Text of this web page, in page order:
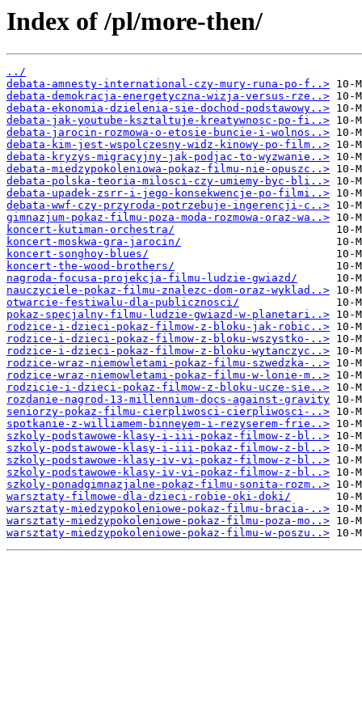
Index of /pl/more-then/
../
debata-amnesty-international-czy-mury-runa-po-f..>
debata-demokracja-energetyczna-wizja-versus-rze..>
debata-ekonomia-dzielenia-sie-dochod-podstawowy..>
debata-jak-youtube-ksztaltuje-kreatywnosc-po-fi..>
debata-jarocin-rozmowa-o-etosie-buncie-i-wolnos..>
debata-kim-jest-wspolczesny-widz-kinowy-po-film..>
debata-kryzys-migracyjny-jak-podjac-to-wyzwanie..>
debata-miedzypokoleniowa-pokaz-filmu-nie-opuszc..>
debata-polska-teoria-milosci-czy-umiemy-byc-bli..>
debata-upadek-zsrr-i-jego-konsekwencje-po-filmi..>
debata-wwf-czy-przyroda-potrzebuje-ingerencji-c..>
gimnazjum-pokaz-filmu-poza-moda-rozmowa-oraz-wa..>
koncert-kutiman-orchestra/
koncert-moskwa-gra-jarocin/
koncert-songhoy-blues/
koncert-the-wood-brothers/
nagroda-focusa-projekcja-filmu-ludzie-gwiazd/
nauczyciele-pokaz-filmu-znalezc-dom-oraz-wyklad..>
otwarcie-festiwalu-dla-publicznosci/
pokaz-specjalny-filmu-ludzie-gwiazd-w-planetari..>
rodzice-i-dzieci-pokaz-filmow-z-bloku-jak-robic..>
rodzice-i-dzieci-pokaz-filmow-z-bloku-wszystko-..>
rodzice-i-dzieci-pokaz-filmow-z-bloku-wytanczyc..>
rodzice-wraz-niemowletami-pokaz-filmu-szwedzka-..>
rodzice-wraz-niemowletami-pokaz-filmu-w-lonie-m..>
rodzicie-i-dzieci-pokaz-filmow-z-bloku-ucze-sie..>
rozdanie-nagrod-13-millennium-docs-against-gravity
seniorzy-pokaz-filmu-cierpliwosci-cierpliwosci-..>
spotkanie-z-williamem-binneyem-i-rezyserem-frie..>
szkoly-podstawowe-klasy-i-iii-pokaz-filmow-z-bl..>
szkoly-podstawowe-klasy-i-iii-pokaz-filmow-z-bl..>
szkoly-podstawowe-klasy-iv-vi-pokaz-filmow-z-bl..>
szkoly-podstawowe-klasy-iv-vi-pokaz-filmow-z-bl..>
szkoly-ponadgimnazjalne-pokaz-filmu-sonita-rozm..>
warsztaty-filmowe-dla-dzieci-robie-oki-doki/
warsztaty-miedzypokoleniowe-pokaz-filmu-bracia-..>
warsztaty-miedzypokoleniowe-pokaz-filmu-poza-mo..>
warsztaty-miedzypokoleniowe-pokaz-filmu-w-poszu..>